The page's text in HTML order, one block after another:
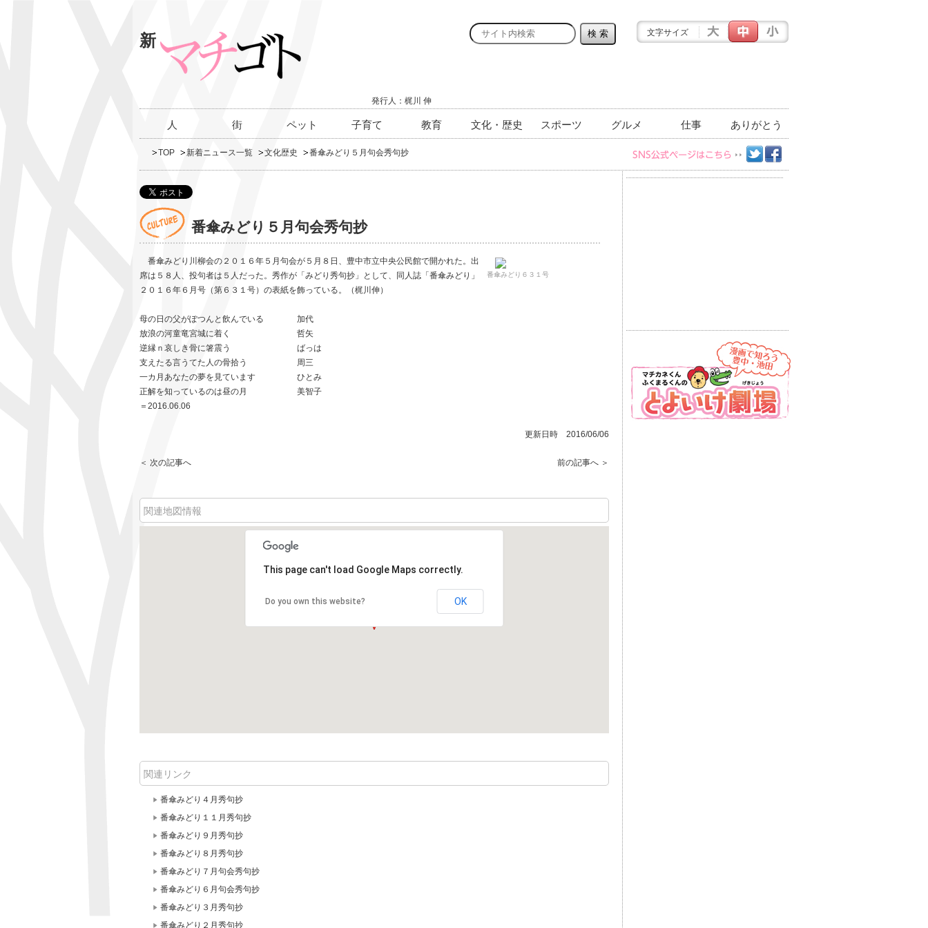
新
発行人：梶川 伸
文字サイズ
人 街 ペット 子育て 教育 文化・歴史 スポーツ グルメ 仕事 ありがとう
TOP 新着ニュース一覧 文化歴史 番傘みどり５月句会秀句抄
番傘みどり５月句会秀句抄
番傘みどり６３１号
番傘みどり川柳会の２０１６年５月句会が５月８日、豊中市立中央公民館で開かれた。出
席は５８人、投句者は５人だった。秀作が「みどり秀句抄」として、同人誌「番傘みどり」
２０１６年６月号（第６３１号）の表紙を飾っている。（梶川伸）
母の日の父がぽつんと飲んでいる 加代
放浪の河童竜宮城に着く 哲矢
逆縁ｎ哀しき骨に箸震う ばっは
支えたる言うてた人の骨拾う 周三
一カ月あなたの夢を見ています ひとみ
正解を知っているのは昼の月 美智子
＝2016.06.06
更新日時 2016/06/06
前の記事へ ＞
＜ 次の記事へ
関連地図情報
This page can't load Google Maps correctly.
Do you own this website? OK
関連リンク
番傘みどり４月秀句抄
番傘みどり１１月秀句抄
番傘みどり９月秀句抄
番傘みどり８月秀句抄
番傘みどり７月句会秀句抄
番傘みどり６月句会秀句抄
番傘みどり３月秀句抄
番傘みどり２月秀句抄